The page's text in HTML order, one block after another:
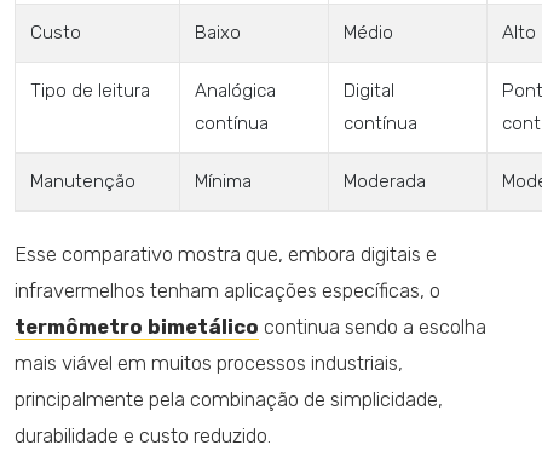
Custo Baixo Médio Alto
Tipo de leitura
Analógica
contínua
Digital
contínua
Manutenção Mínima Moderada
Esse comparativo mostra que, embora digitais e
infravermelhos tenham aplicações específicas, o
termômetro bimetálico continua sendo a escolha
mais viável em muitos processos industriais,
principalmente pela combinação de simplicidade,
durabilidade e custo reduzido.